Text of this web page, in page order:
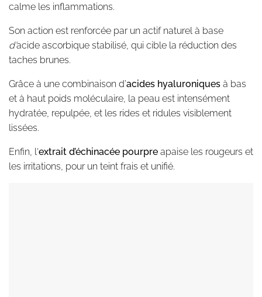
calme les inflammations.
Son action est renforcée par un actif naturel à base
d’acide ascorbique stabilisé, qui cible la réduction des
taches brunes.
Grâce à une combinaison d’acides hyaluroniques à bas
et à haut poids moléculaire, la peau est intensément
hydratée, repulpée, et les rides et ridules visiblement
lissées.
Enfin, l‘extrait d’échinacée pourpre apaise les rougeurs et
les irritations, pour un teint frais et unifié.